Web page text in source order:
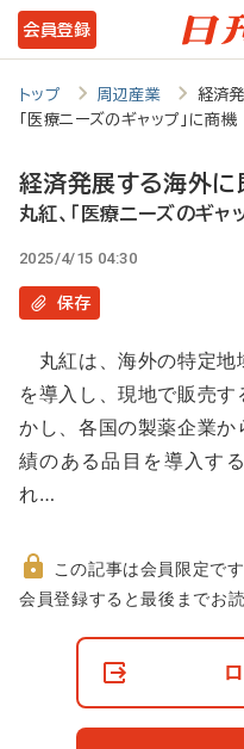
メ
イ
ン
テ
ツ
に
動
会員登録
トップ 周辺産業
経済
「医療ニーズのギャップ」に商機
経済発展する海外に
丸紅、「医療ニーズのギャ
2025/4/15 04:30
保存
丸紅は、海外の特定地
を導入し、現地で販売
かし、各国の製薬企業
績のある品目を導入す
れ…
非
この記事は会員限定です
会員登録すると最後までお